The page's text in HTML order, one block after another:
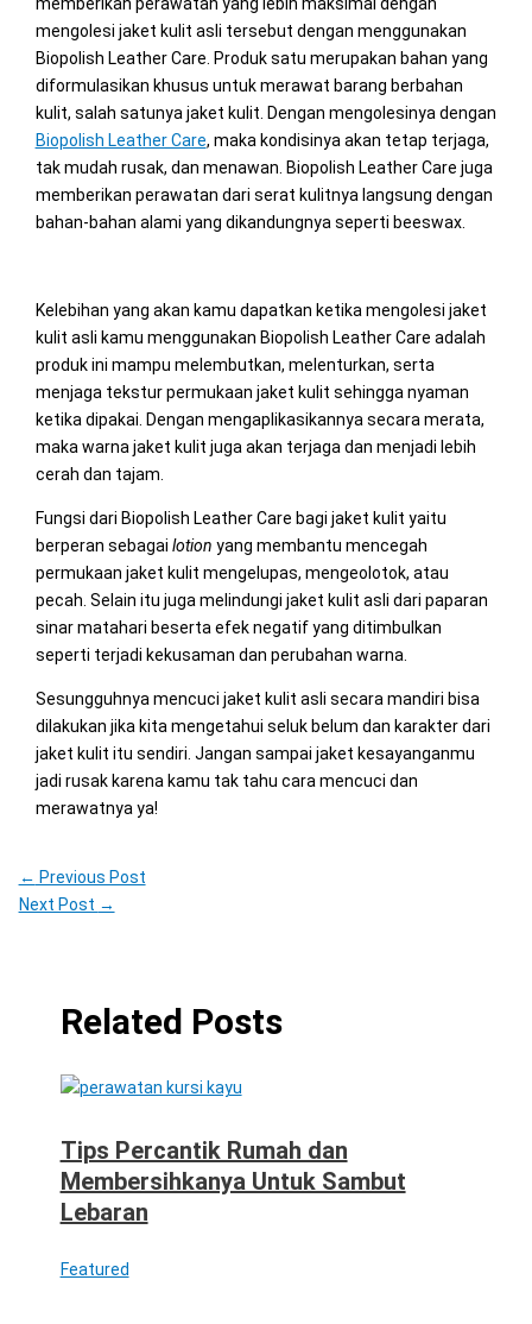
mengolesi jaket kulit asli tersebut dengan menggunakan
Biopolish Leather Care. Produk satu merupakan bahan yang
diformulasikan khusus untuk merawat barang berbahan
kulit, salah satunya jaket kulit. Dengan mengolesinya dengan
Biopolish Leather Care, maka kondisinya akan tetap terjaga,
tak mudah rusak, dan menawan. Biopolish Leather Care juga
memberikan perawatan dari serat kulitnya langsung dengan
bahan-bahan alami yang dikandungnya seperti beeswax.
Kelebihan yang akan kamu dapatkan ketika mengolesi jaket
kulit asli kamu menggunakan Biopolish Leather Care adalah
produk ini mampu melembutkan, melenturkan, serta
menjaga tekstur permukaan jaket kulit sehingga nyaman
ketika dipakai. Dengan mengaplikasikannya secara merata,
maka warna jaket kulit juga akan terjaga dan menjadi lebih
cerah dan tajam.
Fungsi dari Biopolish Leather Care bagi jaket kulit yaitu
berperan sebagai lotion yang membantu mencegah
permukaan jaket kulit mengelupas, mengeolotok, atau
pecah. Selain itu juga melindungi jaket kulit asli dari paparan
sinar matahari beserta efek negatif yang ditimbulkan
seperti terjadi kekusaman dan perubahan warna.
Sesungguhnya mencuci jaket kulit asli secara mandiri bisa
dilakukan jika kita mengetahui seluk belum dan karakter dari
jaket kulit itu sendiri. Jangan sampai jaket kesayanganmu
jadi rusak karena kamu tak tahu cara mencuci dan
merawatnya ya!
← Previous Post
Next Post →
Related Posts
Tips Percantik Rumah dan
Membersihkanya Untuk Sambut
Lebaran
Featured